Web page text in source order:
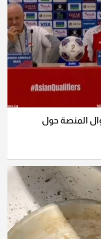
المنصة حول